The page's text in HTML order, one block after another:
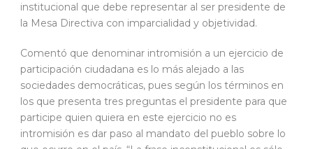
institucional que debe representar al ser presidente de
la Mesa Directiva con imparcialidad y objetividad.
Comentó que denominar intromisión a un ejercicio de
participación ciudadana es lo más alejado a las
sociedades democráticas, pues según los términos en
los que presenta tres preguntas el presidente para que
participe quien quiera en este ejercicio no es
intromisión es dar paso al mandato del pueblo sobre lo